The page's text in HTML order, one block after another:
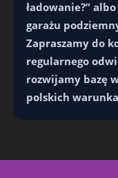
ładowanie?”
garażu
Zapraszamy do
regularnego
rozwijamy bazę
polskich